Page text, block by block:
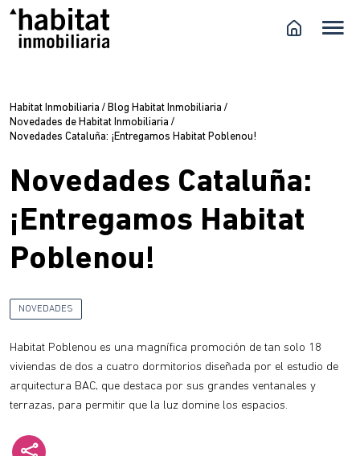
Habitat Inmobiliaria / Blog Habitat Inmobiliaria /
Novedades de Habitat Inmobiliaria /
Novedades Cataluña: ¡Entregamos Habitat Poblenou!
Novedades Cataluña:
¡Entregamos Habitat
Poblenou!
NOVEDADES
Habitat Poblenou es una magnífica promoción de tan solo 18
viviendas de dos a cuatro dormitorios diseñada por el estudio de
arquitectura BAC, que destaca por sus grandes ventanales y
terrazas, para permitir que la luz domine los espacios.